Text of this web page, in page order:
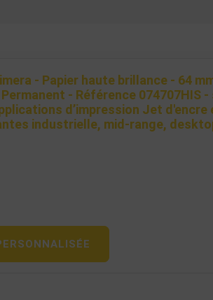
- Papier haute brillance - 64
- Référence 074707HIS
d’impression Jet d'encre
industrielle, mid-range,